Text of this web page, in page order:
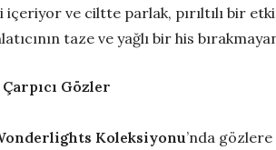
ve ciltte parlak, pırıltılı bir
taze ve yağlı bir his
Çarpıcı Gözler
Koleksiyonu’nda